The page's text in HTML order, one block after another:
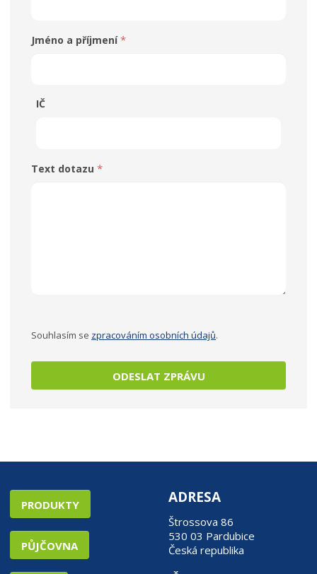
Jméno a příjmení *
Text dotazu *
ODESLAT ZPRÁVU
Souhlasím se zpracováním osobních údajů.
IČ
PRODUKTY
PŮJČOVNA
ADRESA
Štrossova 86
530 03 Pardubice
Česká republika